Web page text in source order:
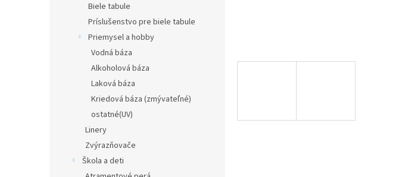
Biele tabule
Príslušenstvo pre biele tabule
Priemysel a hobby
Vodná báza
Alkoholová báza
Laková báza
Kriedová báza (zmývateľné)
ostatné(UV)
Linery
Zvýrazňovače
Škola a deti